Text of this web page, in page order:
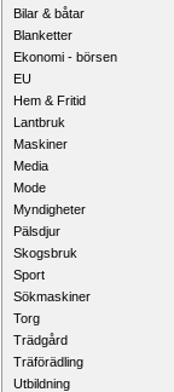
Bilar & båtar
Blanketter
Ekonomi - börsen
EU
Hem & Fritid
Lantbruk
Maskiner
Media
Mode
Myndigheter
Pälsdjur
Skogsbruk
Sport
Sökmaskiner
Torg
Trädgård
Träförädling
Utbildning